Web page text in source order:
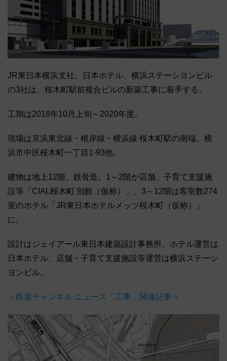
JR東日本横浜支社、日本ホテル、横浜ステーシヨンビル
の3社は、桜木町駅前複合ビルの新築工事に着手する。
工期は2018年10月上旬～2020年度。
現場は京浜東北線・根岸線・横浜線 桜木町駅の南端。横
浜市中区桜木町一丁目1-93他。
建物は地上12階、鉄骨造。1～2階が店舗、子育て支援施
設等「CIAL桜木町 別館（仮称）」、3～12階は客室数274
室のホテル「JR東日本ホテルメッツ桜木町（仮称）」
に。
設計はジェイアール東日本建築設計事務所。ホテル運営は
日本ホテル、店舗・子育て支援施設等運営は横浜ステーシ
ヨンビル。
＜鉄道チャンネル ニュース「工事」関連記事＞